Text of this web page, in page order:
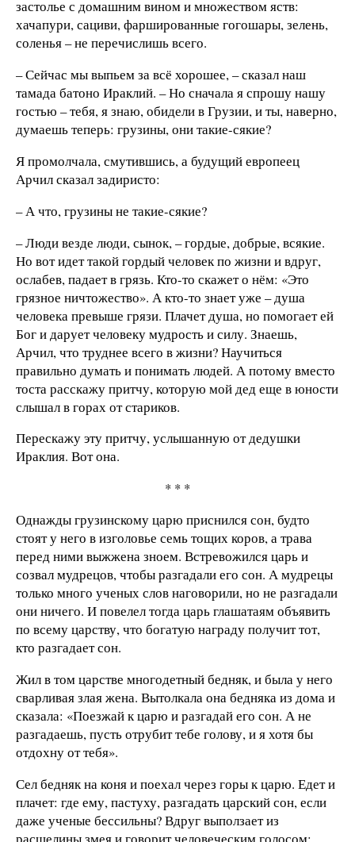
застолье с домашним вином и множеством яств:
хачапури, сациви, фаршированные гогошары, зелень,
соленья – не перечислишь всего.
– Сейчас мы выпьем за всё хорошее, – сказал наш
тамада батоно Ираклий. – Но сначала я спрошу нашу
гостью – тебя, я знаю, обидели в Грузии, и ты, наверно,
думаешь теперь: грузины, они такие-сякие?
Я промолчала, смутившись, а будущий европеец
Арчил сказал задиристо:
– А что, грузины не такие-сякие?
– Люди везде люди, сынок, – гордые, добрые, всякие.
Но вот идет такой гордый человек по жизни и вдруг,
ослабев, падает в грязь. Кто-то скажет о нём: «Это
грязное ничтожество». А кто-то знает уже – душа
человека превыше грязи. Плачет душа, но помогает ей
Бог и дарует человеку мудрость и силу. Знаешь,
Арчил, что труднее всего в жизни? Научиться
правильно думать и понимать людей. А потому вместо
тоста расскажу притчу, которую мой дед еще в юности
слышал в горах от стариков.
Перескажу эту притчу, услышанную от дедушки
Ираклия. Вот она.
* * *
Однажды грузинскому царю приснился сон, будто
стоят у него в изголовье семь тощих коров, а трава
перед ними выжжена зноем. Встревожился царь и
созвал мудрецов, чтобы разгадали его сон. А мудрецы
только много ученых слов наговорили, но не разгадали
они ничего. И повелел тогда царь глашатаям объявить
по всему царству, что богатую награду получит тот,
кто разгадает сон.
Жил в том царстве многодетный бедняк, и была у него
сварливая злая жена. Вытолкала она бедняка из дома и
сказала: «Поезжай к царю и разгадай его сон. А не
разгадаешь, пусть отрубит тебе голову, и я хотя бы
отдохну от тебя».
Сел бедняк на коня и поехал через горы к царю. Едет и
плачет: где ему, пастуху, разгадать царский сон, если
даже ученые бессильны? Вдруг выползает из
расщелины змея и говорит человеческим голосом: